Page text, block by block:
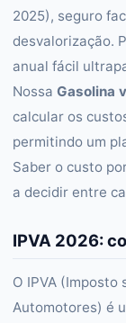
2025), seguro
desvalorização.
anual fácil
Nossa Gasolina
calcular os
permitindo um
Saber o custo
a decidir entre
IPVA 2026:
O IPVA (Imposto
Automotores) é